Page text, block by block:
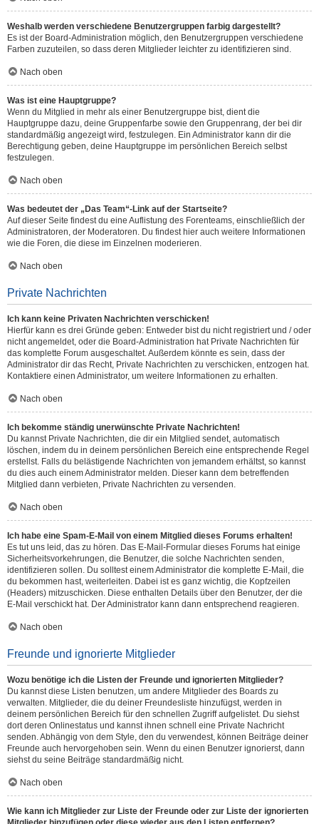
Weshalb werden verschiedene Benutzergruppen farbig dargestellt?
Es ist der Board-Administration möglich, den Benutzergruppen verschiedene
Farben zuzuteilen, so dass deren Mitglieder leichter zu identifizieren sind.
Nach oben
Was ist eine Hauptgruppe?
Wenn du Mitglied in mehr als einer Benutzergruppe bist, dient die
Hauptgruppe dazu, deine Gruppenfarbe sowie den Gruppenrang, der bei dir
standardmäßig angezeigt wird, festzulegen. Ein Administrator kann dir die
Berechtigung geben, deine Hauptgruppe im persönlichen Bereich selbst
festzulegen.
Nach oben
Was bedeutet der „Das Team“-Link auf der Startseite?
Auf dieser Seite findest du eine Auflistung des Forenteams, einschließlich der
Administratoren, der Moderatoren. Du findest hier auch weitere Informationen
wie die Foren, die diese im Einzelnen moderieren.
Nach oben
Private Nachrichten
Ich kann keine Privaten Nachrichten verschicken!
Hierfür kann es drei Gründe geben: Entweder bist du nicht registriert und / oder
nicht angemeldet, oder die Board-Administration hat Private Nachrichten für
das komplette Forum ausgeschaltet. Außerdem könnte es sein, dass der
Administrator dir das Recht, Private Nachrichten zu verschicken, entzogen hat.
Kontaktiere einen Administrator, um weitere Informationen zu erhalten.
Nach oben
Ich bekomme ständig unerwünschte Private Nachrichten!
Du kannst Private Nachrichten, die dir ein Mitglied sendet, automatisch
löschen, indem du in deinem persönlichen Bereich eine entsprechende Regel
erstellst. Falls du belästigende Nachrichten von jemandem erhältst, so kannst
du dies auch einem Administrator melden. Dieser kann dem betreffenden
Mitglied dann verbieten, Private Nachrichten zu versenden.
Nach oben
Ich habe eine Spam-E-Mail von einem Mitglied dieses Forums erhalten!
Es tut uns leid, das zu hören. Das E-Mail-Formular dieses Forums hat einige
Sicherheitsvorkehrungen, die Benutzer, die solche Nachrichten senden,
identifizieren sollen. Du solltest einem Administrator die komplette E-Mail, die
du bekommen hast, weiterleiten. Dabei ist es ganz wichtig, die Kopfzeilen
(Headers) mitzuschicken. Diese enthalten Details über den Benutzer, der die
E-Mail verschickt hat. Der Administrator kann dann entsprechend reagieren.
Nach oben
Freunde und ignorierte Mitglieder
Wozu benötige ich die Listen der Freunde und ignorierten Mitglieder?
Du kannst diese Listen benutzen, um andere Mitglieder des Boards zu
verwalten. Mitglieder, die du deiner Freundesliste hinzufügst, werden in
deinem persönlichen Bereich für den schnellen Zugriff aufgelistet. Du siehst
dort deren Onlinestatus und kannst ihnen schnell eine Private Nachricht
senden. Abhängig von dem Style, den du verwendest, können Beiträge deiner
Freunde auch hervorgehoben sein. Wenn du einen Benutzer ignorierst, dann
siehst du seine Beiträge standardmäßig nicht.
Nach oben
Wie kann ich Mitglieder zur Liste der Freunde oder zur Liste der ignorierten